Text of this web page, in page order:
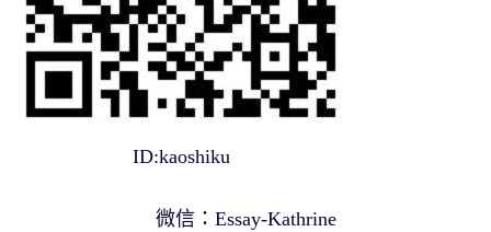
ID:kaoshiku
微信：Essay-Kathrine